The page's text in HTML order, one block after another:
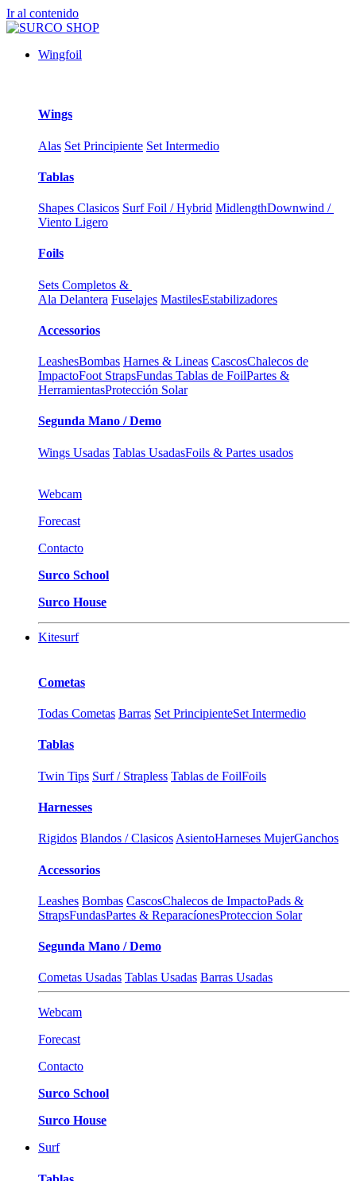
Ir al contenido
Wingfoil
Wings
Alas Set Principiente Set Intermedio
Tablas
Shapes Clasicos Surf Foil / Hybrid MidlengthDownwind /
Viento Ligero
Foils
Sets Completos &
Ala Delantera Fuselajes MastilesEstabilizadores
Accessorios
LeashesBombas Harnes & Lineas CascosChalecos de
ImpactoFoot StrapsFundas Tablas de FoilPartes &
HerramientasProtección Solar
Segunda Mano / Demo
Wings Usadas Tablas UsadasFoils & Partes usados
Webcam
Forecast
Contacto
Surco School
Surco House
Kitesurf
Cometas
Todas Cometas Barras Set PrincipienteSet Intermedio
Tablas
Twin Tips Surf / Strapless Tablas de FoilFoils
Harnesses
Rigidos Blandos / Clasicos AsientoHarneses MujerGanchos
Accessorios
Leashes Bombas CascosChalecos de ImpactoPads &
StrapsFundasPartes & ReparacíonesProteccion Solar
Segunda Mano / Demo
Cometas Usadas Tablas Usadas Barras Usadas
Webcam
Forecast
Contacto
Surco School
Surco House
Surf